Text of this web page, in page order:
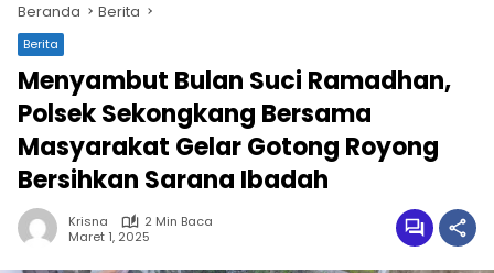
Beranda Berita
Berita
Menyambut Bulan Suci Ramadhan,
Polsek Sekongkang Bersama
Masyarakat Gelar Gotong Royong
Bersihkan Sarana Ibadah
Krisna
2 Min Baca
Maret 1, 2025